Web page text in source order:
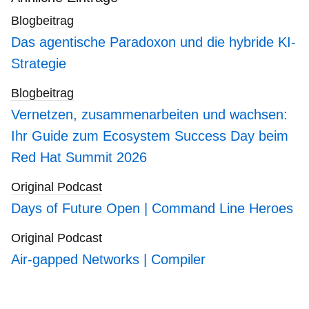
blogs
Blogbeitrag
Das agentische Paradoxon und die hybride KI-
Strategie
Blogbeitrag
Vernetzen, zusammenarbeiten und wachsen:
Ihr Guide zum Ecosystem Success Day beim
Red Hat Summit 2026
Original Podcast
Days of Future Open | Command Line Heroes
Original Podcast
Air-gapped Networks | Compiler